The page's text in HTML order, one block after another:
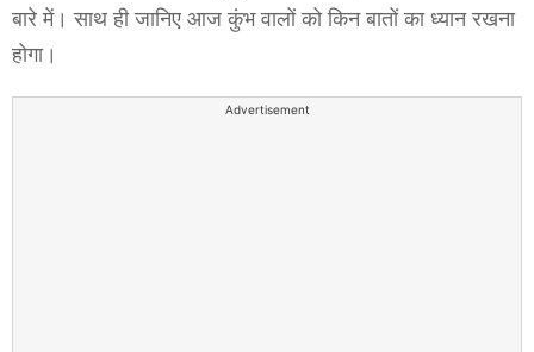
बारे में। साथ ही जानिए आज कुंभ वालों को किन बातों का ध्यान रखना
होगा।
Advertisement